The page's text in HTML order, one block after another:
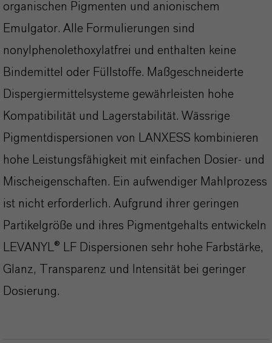
organischen Pigmenten und anionischem
Emulgator. Alle Formulierungen sind
nonylphenolethoxylatfrei und enthalten keine
Bindemittel oder Füllstoffe. Maßgeschneiderte
Dispergiermittelsysteme gewährleisten hohe
Kompatibilität und Lagerstabilität. Wässrige
Pigmentdispersionen von LANXESS kombinieren
hohe Leistungsfähigkeit mit einfachen Dosier- und
Mischeigenschaften. Ein aufwendiger Mahlprozess
ist nicht erforderlich. Aufgrund ihrer geringen
Partikelgröße und ihres Pigmentgehalts entwickeln
LEVANYL® LF Dispersionen sehr hohe Farbstärke,
Glanz, Transparenz und Intensität bei geringer
Dosierung.